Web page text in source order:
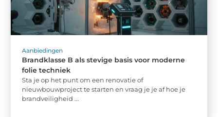
Aanbiedingen
Brandklasse B als stevige basis voor moderne
folie techniek
Sta je op het punt om een renovatie of
nieuwbouwproject te starten en vraag je je af hoe je
brandveiligheid ...